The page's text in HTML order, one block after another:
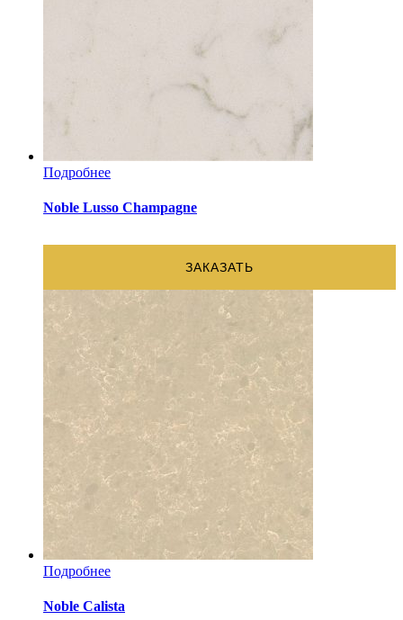
Подробнее
Noble Lusso Champagne
ЗАКАЗАТЬ
Подробнее
Noble Calista